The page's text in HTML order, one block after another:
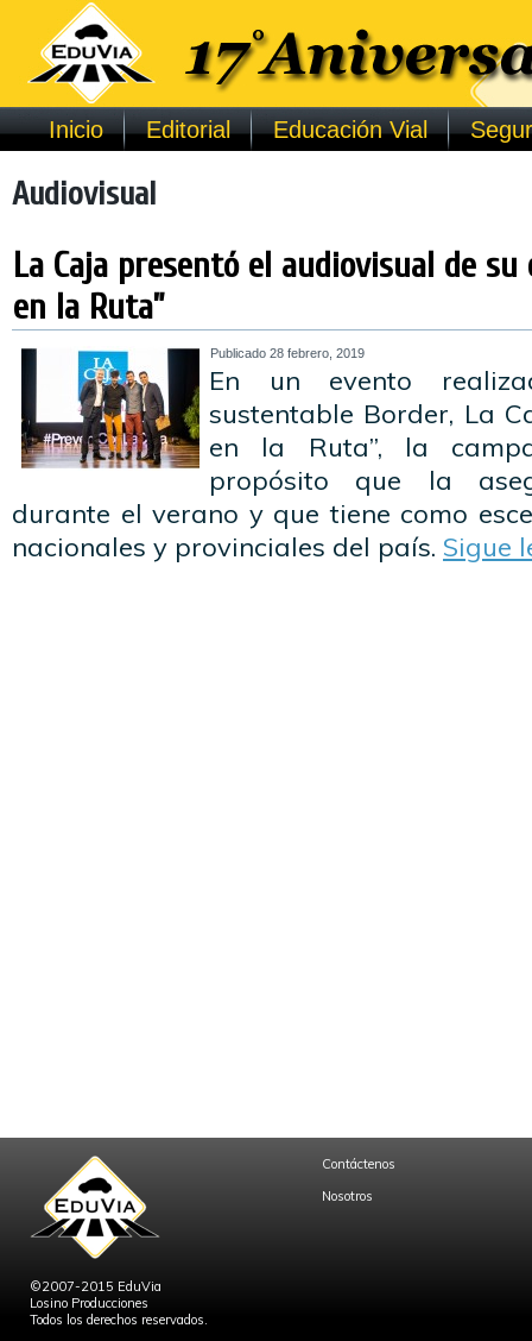
Inicio Editorial Educación Vial
Audiovisual
La Caja presentó el audiovisual de su
en la Ruta”
Publicado 28 febrero, 2019
En un evento
sustentable Border, La
en la Ruta”, la
propósito que la
durante el verano y que tiene como
nacionales y provinciales del país. Sigue
©2007-2015 EduVia
Losino Producciones
Todos los derechos reservados.
Contáctenos
Nosotros